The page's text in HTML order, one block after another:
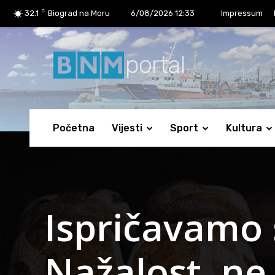
32.1 C Biograd na Moru 6/08/2026 12:33 Impressum
portal
Početna Vijesti Sport Kultura
Ispričavamo